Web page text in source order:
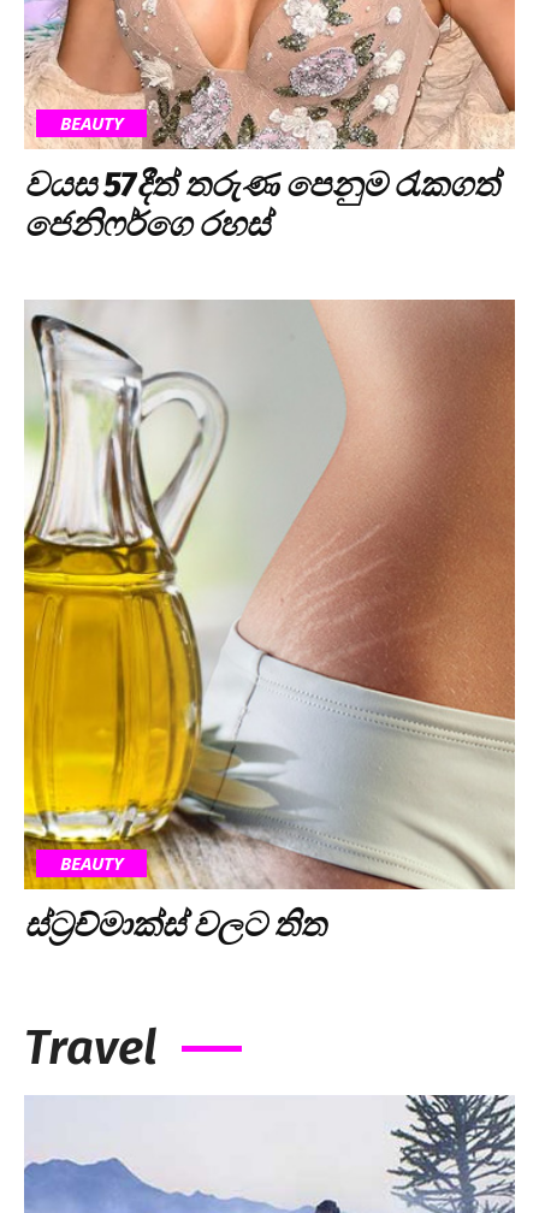
BEAUTY
වයස 57දීත් තරුණ පෙනුම රැකගත්
ජෙනිෆර්ගෙ රහස්
BEAUTY
ස්ට්‍රච්මාක්ස් වලට තිත
Travel